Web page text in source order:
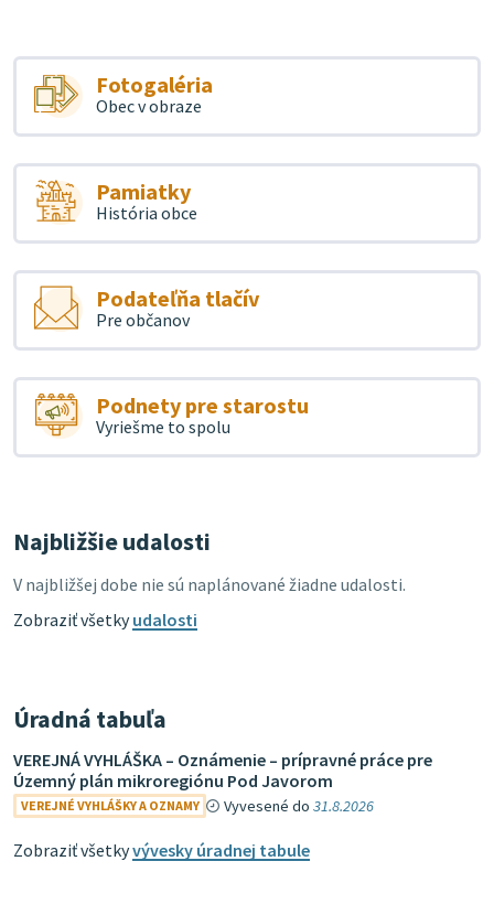
Fotogaléria
Obec v obraze
Pamiatky
História obce
Podateľňa tlačív
Pre občanov
Podnety pre starostu
Vyriešme to spolu
Najbližšie udalosti
V najbližšej dobe nie sú naplánované žiadne udalosti.
Zobraziť všetkyudalosti
Úradná tabuľa
VEREJNÁ VYHLÁŠKA – Oznámenie – prípravné práce pre
Územný plán mikroregiónu Pod Javorom
VEREJNÉ VYHLÁŠKY A OZNAMY Vyvesené do31.8.2026
Zobraziť všetkyvývesky úradnej tabule